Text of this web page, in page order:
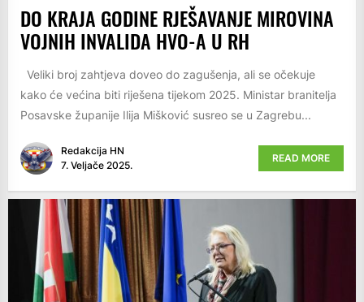
DO KRAJA GODINE RJEŠAVANJE MIROVINA
VOJNIH INVALIDA HVO-A U RH
Veliki broj zahtjeva doveo do zagušenja, ali se očekuje
kako će većina biti riješena tijekom 2025. Ministar branitelja
Posavske županije Ilija Mišković susreo se u Zagrebu...
Redakcija HN
7. Veljače 2025.
READ MORE